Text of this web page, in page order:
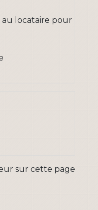
au locataire pour
sur cette page